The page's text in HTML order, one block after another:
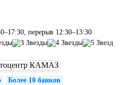
перерыв 12:30–13:30
Более 10 банков